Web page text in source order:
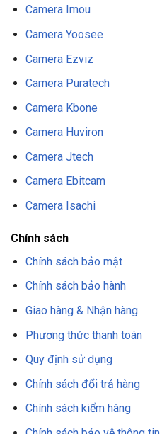
Camera Imou
Camera Yoosee
Camera Ezviz
Camera Puratech
Camera Kbone
Camera Huviron
Camera Jtech
Camera Ebitcam
Camera Isachi
Chính sách
Chính sách bảo mật
Chính sách bảo hành
Giao hàng & Nhận hàng
Phương thức thanh toán
Quy định sử dụng
Chính sách đổi trả hàng
Chính sách kiểm hàng